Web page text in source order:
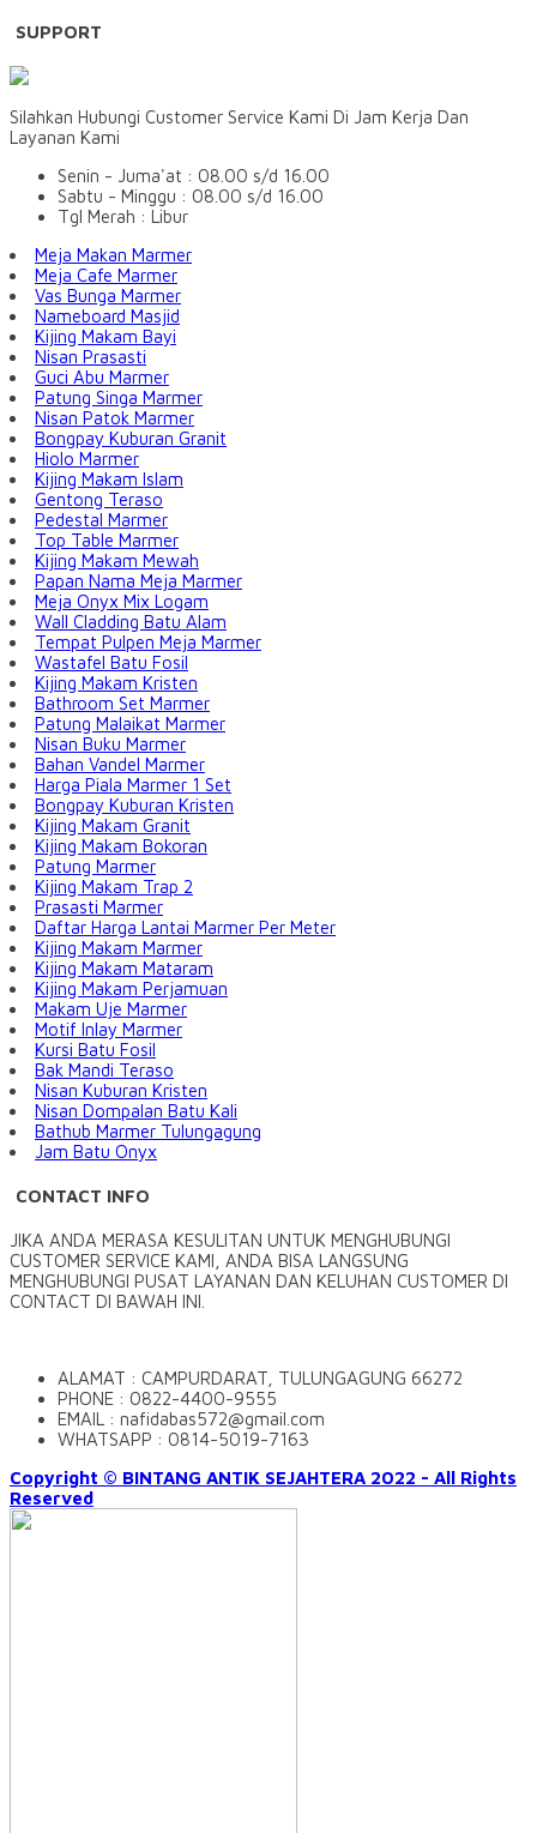
SUPPORT
Silahkan Hubungi Customer Service Kami Di Jam Kerja Dan
Layanan Kami
Senin - Juma'at : 08.00 s/d 16.00
Sabtu - Minggu : 08.00 s/d 16.00
Tgl Merah : Libur
Meja Makan Marmer
Meja Cafe Marmer
Vas Bunga Marmer
Nameboard Masjid
Kijing Makam Bayi
Nisan Prasasti
Guci Abu Marmer
Patung Singa Marmer
Nisan Patok Marmer
Bongpay Kuburan Granit
Hiolo Marmer
Kijing Makam Islam
Gentong Teraso
Pedestal Marmer
Top Table Marmer
Kijing Makam Mewah
Papan Nama Meja Marmer
Meja Onyx Mix Logam
Wall Cladding Batu Alam
Tempat Pulpen Meja Marmer
Wastafel Batu Fosil
Kijing Makam Kristen
Bathroom Set Marmer
Patung Malaikat Marmer
Nisan Buku Marmer
Bahan Vandel Marmer
Harga Piala Marmer 1 Set
Bongpay Kuburan Kristen
Kijing Makam Granit
Kijing Makam Bokoran
Patung Marmer
Kijing Makam Trap 2
Prasasti Marmer
Daftar Harga Lantai Marmer Per Meter
Kijing Makam Marmer
Kijing Makam Mataram
Kijing Makam Perjamuan
Makam Uje Marmer
Motif Inlay Marmer
Kursi Batu Fosil
Bak Mandi Teraso
Nisan Kuburan Kristen
Nisan Dompalan Batu Kali
Bathub Marmer Tulungagung
Jam Batu Onyx
CONTACT INFO
JIKA ANDA MERASA KESULITAN UNTUK MENGHUBUNGI
CUSTOMER SERVICE KAMI, ANDA BISA LANGSUNG
MENGHUBUNGI PUSAT LAYANAN DAN KELUHAN CUSTOMER DI
CONTACT DI BAWAH INI.
ALAMAT : CAMPURDARAT, TULUNGAGUNG 66272
PHONE : 0822-4400-9555
EMAIL : nafidabas572@gmail.com
WHATSAPP : 0814-5019-7163
Copyright © BINTANG ANTIK SEJAHTERA 2022 - All Rights
Reserved